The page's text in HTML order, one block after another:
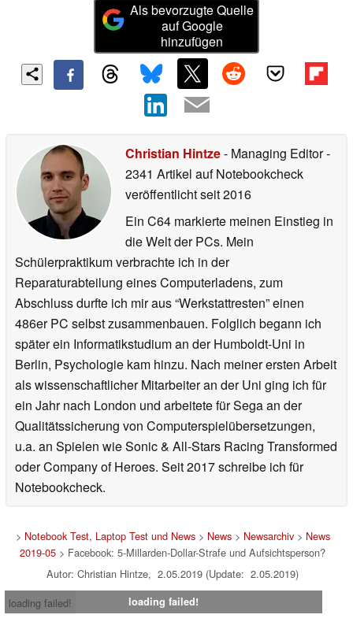
Als bevorzugte Quelle
auf Google
hinzufügen
Christian Hintze- Managing Editor-
2341 Artikel auf Notebookcheck
veröffentlichtseit 2016
Ein C64 markierte meinen Einstieg in
die Welt der PCs. Mein
Schülerpraktikum verbrachte ich in der
Reparaturabteilung eines Computerladens, zum
Abschluss durfte ich mir aus “Werkstattresten” einen
486er PC selbst zusammenbauen. Folglich begann ich
später ein Informatikstudium an der Humboldt-Uni in
Berlin, Psychologie kam hinzu. Nach meiner ersten Arbeit
als wissenschaftlicher Mitarbeiter an der Uni ging ich für
ein Jahr nach London und arbeitete für Sega an der
Qualitätssicherung von Computerspielübersetzungen,
u.a. an Spielen wie Sonic & All-Stars Racing Transformed
oder Company of Heroes. Seit 2017 schreibe ich für
Notebookcheck.
> Notebook Test, Laptop Test und News> News> Newsarchiv> News
2019-05 > Facebook: 5-Millarden-Dollar-Strafe und Aufsichtsperson?
Autor: Christian Hintze, 2.05.2019 (Update: 2.05.2019)
loading failed!
loading failed!